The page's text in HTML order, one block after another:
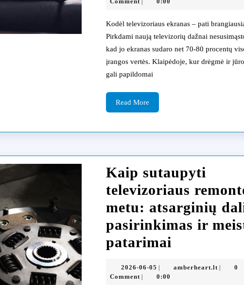
Kodėl televizoriaus ekranas – pati brangiausia dalis
Pirkdami naują televizorių dažnai
kad jo ekranas sudaro net 70-80 procentų
įrangos vertės. Klaipėdoje, kur drėgmė ir
gali papildomai
Read MoreRead
More
Kaip sutaupyti
televizoriaus
metu: atsarginių
pasirinkimas ir
patarimai
2026-06-05 2026-
06-
amberheart.lt
0
Comment
0:00